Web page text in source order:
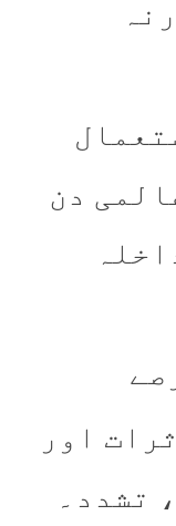
دن
اور
تشدد۔